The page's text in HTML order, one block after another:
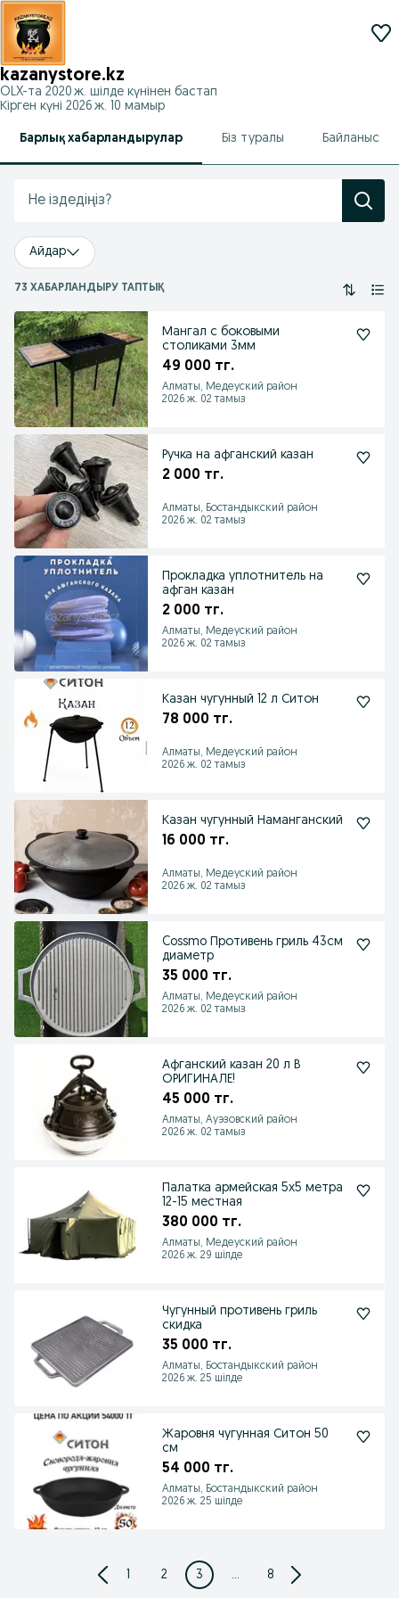
kazanystore.kz
OLX-та 2020 ж. шілде күнінен бастап
Кірген күні 2026 ж. 10 мамыр
Барлық хабарландырулар Біз туралы Байланыс
Айдар
73 ХАБАРЛАНДЫРУ ТАПТЫҚ
Мангал с боковыми
столиками 3мм
49 000 тг.
Алматы, Медеуский район
2026 ж. 02 тамыз
Ручка на афганский казан
2 000 тг.
Алматы, Бостандыкский район
2026 ж. 02 тамыз
Прокладка уплотнитель на
афган казан
2 000 тг.
Алматы, Медеуский район
2026 ж. 02 тамыз
Казан чугунный 12 л Ситон
78 000 тг.
Алматы, Медеуский район
2026 ж. 02 тамыз
Казан чугунный Наманганский
16 000 тг.
Алматы, Медеуский район
2026 ж. 02 тамыз
Cossmo Противень гриль 43см
диаметр
35 000 тг.
Алматы, Медеуский район
2026 ж. 02 тамыз
Афганский казан 20 л В
ОРИГИНАЛЕ!
45 000 тг.
Алматы, Ауэзовский район
2026 ж. 02 тамыз
Палатка армейская 5х5 метра
12-15 местная
380 000 тг.
Алматы, Медеуский район
2026 ж. 29 шілде
Чугунный противень гриль
скидка
35 000 тг.
Алматы, Бостандыкский район
2026 ж. 25 шілде
Жаровня чугунная Ситон 50
см
54 000 тг.
Алматы, Бостандыкский район
2026 ж. 25 шілде
1 2 3 ... 8